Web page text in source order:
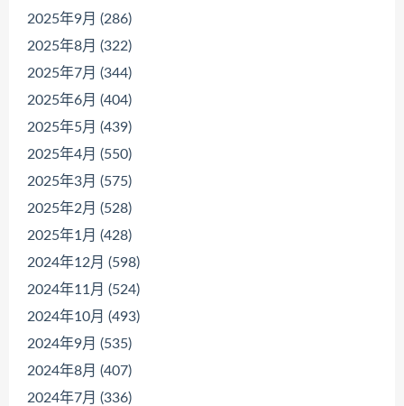
2025年9月 (286)
2025年8月 (322)
2025年7月 (344)
2025年6月 (404)
2025年5月 (439)
2025年4月 (550)
2025年3月 (575)
2025年2月 (528)
2025年1月 (428)
2024年12月 (598)
2024年11月 (524)
2024年10月 (493)
2024年9月 (535)
2024年8月 (407)
2024年7月 (336)